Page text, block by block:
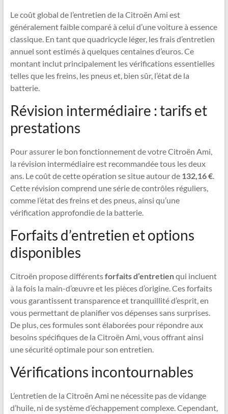
Le coût global de l’entretien de la Citroën Ami est
généralement faible comparé à celui d’une voiture à essence
classique. En tant que quadricycle léger, les frais d’entretien
annuel sont estimés à quelques centaines d’euros. Ce
montant inclut principalement les vérifications essentielles
telles que les freins, les pneus et, bien sûr, l’état de la
batterie.
Révision intermédiaire : tarifs et
prestations
Pour assurer le bon fonctionnement de votre Citroën Ami,
la révision intermédiaire est recommandée tous les deux
ans. Le coût de cette opération se situe autour de 132,16 €.
Cette révision comprend une série de contrôles réguliers,
comme l’état des freins et des pneus, ainsi qu’une
vérification approfondie de la batterie.
Forfaits d’entretien et options
disponibles
Citroën propose différentsforfaits d’entretienqui incluent
à la fois la main-d’œuvre et les pièces d’origine. Ces forfaits
vous garantissent transparence et tranquillité d’esprit, en
vous permettant de planifier vos dépenses sans surprises.
De plus, ces formules sont élaborées pour répondre aux
besoins spécifiques de la Citroën Ami, vous offrant ainsi
une sécurité optimale pour son entretien.
Vérifications incontournables
L’entretien de la Citroën Ami ne nécessite pas de vidange
d’huile, ni de système d’échappement complexe. Cependant,